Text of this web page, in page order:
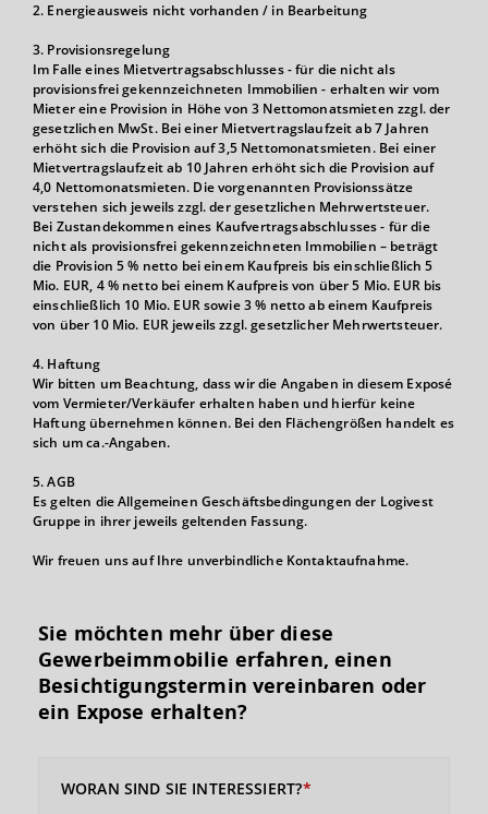
2. Energieausweis nicht vorhanden / in Bearbeitung
3. Provisionsregelung
Im Falle eines Mietvertragsabschlusses - für die nicht als
provisionsfrei gekennzeichneten Immobilien - erhalten wir vom
Mieter eine Provision in Höhe von 3 Nettomonatsmieten zzgl. der
gesetzlichen MwSt. Bei einer Mietvertragslaufzeit ab 7 Jahren
erhöht sich die Provision auf 3,5 Nettomonatsmieten. Bei einer
Mietvertragslaufzeit ab 10 Jahren erhöht sich die Provision auf
4,0 Nettomonatsmieten. Die vorgenannten Provisionssätze
verstehen sich jeweils zzgl. der gesetzlichen Mehrwertsteuer.
Bei Zustandekommen eines Kaufvertragsabschlusses - für die
nicht als provisionsfrei gekennzeichneten Immobilien – beträgt
die Provision 5 % netto bei einem Kaufpreis bis einschließlich 5
Mio. EUR, 4 % netto bei einem Kaufpreis von über 5 Mio. EUR bis
einschließlich 10 Mio. EUR sowie 3 % netto ab einem Kaufpreis
von über 10 Mio. EUR jeweils zzgl. gesetzlicher Mehrwertsteuer.
4. Haftung
Wir bitten um Beachtung, dass wir die Angaben in diesem Exposé
vom Vermieter/Verkäufer erhalten haben und hierfür keine
Haftung übernehmen können. Bei den Flächengrößen handelt es
sich um ca.-Angaben.
5. AGB
Es gelten die Allgemeinen Geschäftsbedingungen der Logivest
Gruppe in ihrer jeweils geltenden Fassung.
Wir freuen uns auf Ihre unverbindliche Kontaktaufnahme.
Sie möchten mehr über diese
Gewerbeimmobilie erfahren, einen
Besichtigungs­termin vereinbaren oder
ein Expose erhalten?
WORAN SIND SIE INTERESSIERT?